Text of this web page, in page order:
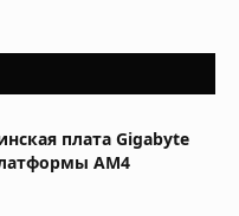
плата Gigabyte
AM4